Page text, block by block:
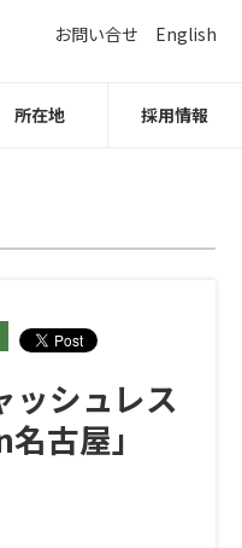
所在地 採用情報
お問い合せ English
ッシュレス
名古屋」